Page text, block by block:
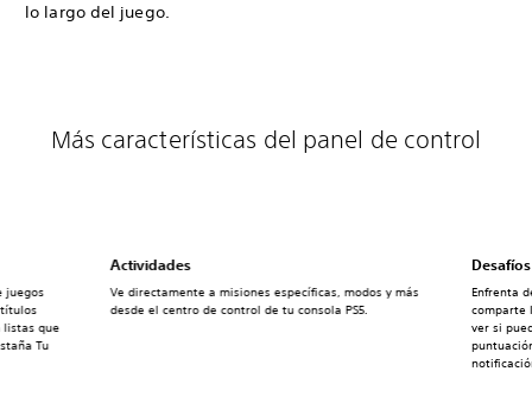
lo largo del juego.
Más características del panel de control
Actividades
Ve directamente a misiones específicas, modos y más
desde el centro de control de tu consola PS5.
Desafíos
Enfrenta
comparte
ver si
juegos
que
Tu